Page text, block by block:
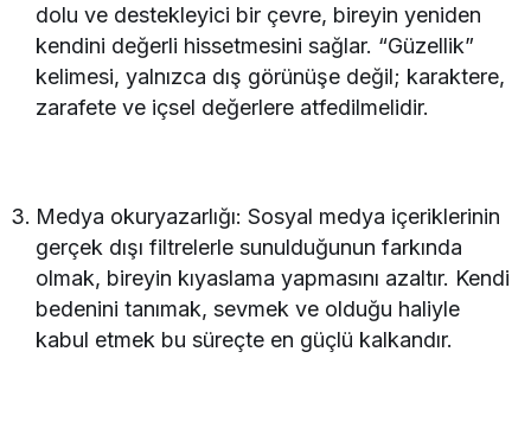
dolu ve destekleyici bir çevre, bireyin yeniden
kendini değerli hissetmesini sağlar. “Güzellik”
kelimesi, yalnızca dış görünüşe değil; karaktere,
zarafete ve içsel değerlere atfedilmelidir.
Medya okuryazarlığı: Sosyal medya içeriklerinin
gerçek dışı filtrelerle sunulduğunun farkında
olmak, bireyin kıyaslama yapmasını azaltır. Kendi
bedenini tanımak, sevmek ve olduğu haliyle
kabul etmek bu süreçte en güçlü kalkandır.